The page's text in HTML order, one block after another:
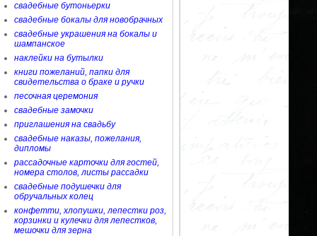
свадебные бутоньерки
свадебные бокалы для новобрачных
свадебные украшения на бокалы и
шампанское
наклейки на бутылки
книги пожеланий, папки для
свидетельства о браке и ручки
песочная церемония
свадебные замочки
приглашения на свадьбу
свадебные наказы, пожелания,
дипломы
рассадочные карточки для гостей,
номера столов, листы рассадки
свадебные подушечки для
обручальных колец
конфетти, хлопушки, лепестки роз,
корзинки и кулечки для лепестков,
мешочки для зерна